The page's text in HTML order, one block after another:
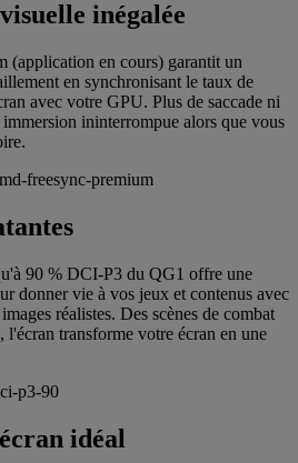
inégalée
en cours) garantit un
en synchronisant le taux de
avec votre GPU. Plus de saccade ni
ininterrompue alors que vous
90 % DCI-P3 du QG1 offre une
donner vie à vos jeux et contenus avec
réalistes. Des scènes de combat
l'écran transforme votre écran en une
idéal